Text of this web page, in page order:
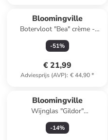
Bloomingville
Botervloot "Bea" crème -
(H)10 x Ø 15 cm
-51%
€ 21,99
Adviesprijs (AVP): € 44,90*
Bloomingville
Wijnglas "Gildor"
transparant/lichtbruin/groen -
490 ml
-14%